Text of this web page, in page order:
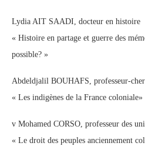
Lydia AIT SAADI, docteur en histoire
« Histoire en partage et guerre des
possible? »
Abdeldjalil BOUHAFS, professeur-
« Les indigènes de la France coloniale»
v Mohamed CORSO, professeur des
« Le droit des peuples anciennement